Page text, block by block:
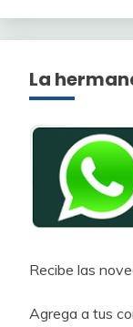
La
Recibe las
Agrega a tus